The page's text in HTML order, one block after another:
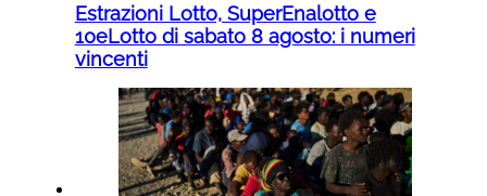
Estrazioni Lotto, SuperEnalotto e
10eLotto di sabato 8 agosto: i numeri
vincenti